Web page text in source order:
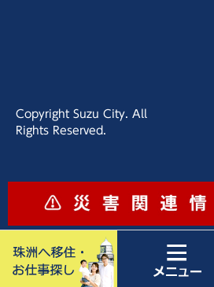
Copyright Suzu City. All
Rights Reserved.